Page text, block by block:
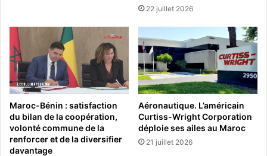
22 juillet 2026
Maroc-Bénin : satisfaction
du bilan de la coopération,
volonté commune de la
renforcer et de la diversifier
davantage
Aéronautique. L’américain
Curtiss-Wright Corporation
déploie ses ailes au Maroc
21 juillet 2026